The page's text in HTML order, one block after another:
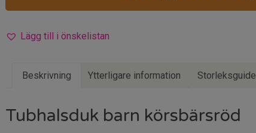
Lägg till i önskelistan
Beskrivning Ytterligare information Storleksguide
Tubhalsduk barn körsbärsröd